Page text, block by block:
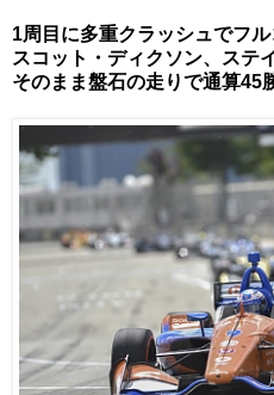
1周目に多重クラッシュでフ
スコット・ディクソン、ステ
そのまま盤石の走りで通算45